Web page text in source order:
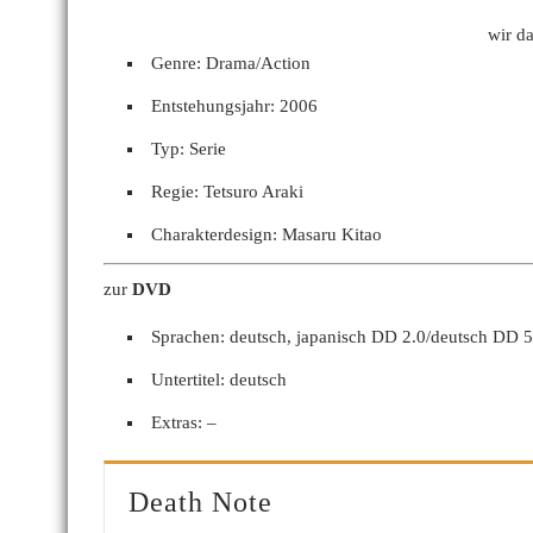
wir
Genre: Drama/Action
Entstehungsjahr: 2006
Typ: Serie
Regie: Tetsuro Araki
Charakterdesign: Masaru Kitao
zur DVD
Sprachen: deutsch, japanisch DD 2.0/deutsch DD
Untertitel: deutsch
Extras: –
Death Note